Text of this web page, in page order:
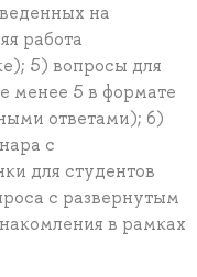
на
работа
5) вопросы для
менее 5 в формате
ответами); 6)
с
для студентов
с развернутым
в рамках